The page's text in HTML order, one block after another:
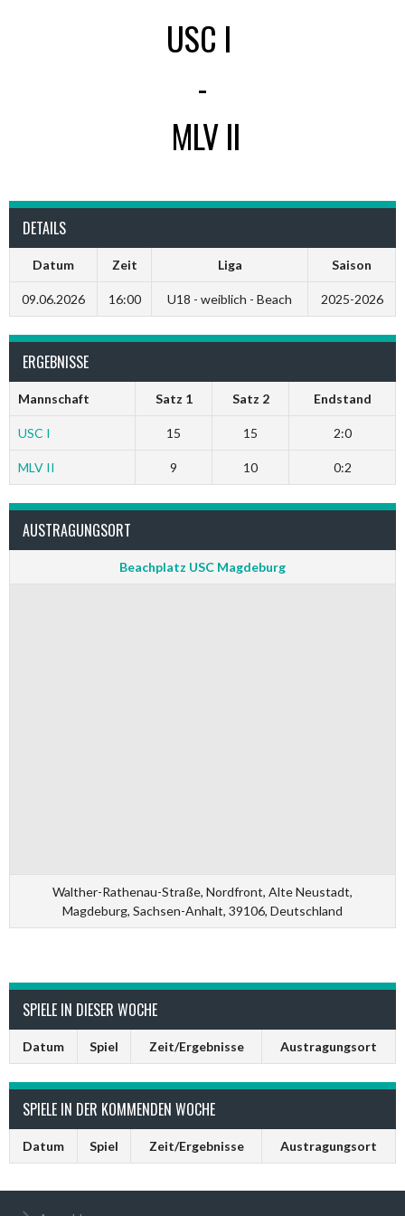
USC I
-
MLV II
DETAILS
Datum Zeit Liga Saison
09.06.2026 16:00 U18 - weiblich - Beach 2025-2026
ERGEBNISSE
Mannschaft Satz 1 Satz 2 Endstand
USC I 15 15 2:0
MLV II 9 10 0:2
AUSTRAGUNGSORT
Beachplatz USC Magdeburg
Walther-Rathenau-Straße, Nordfront, Alte Neustadt,
Magdeburg, Sachsen-Anhalt, 39106, Deutschland
SPIELE IN DIESER WOCHE
Datum Spiel Zeit/Ergebnisse Austragungsort
SPIELE IN DER KOMMENDEN WOCHE
Datum Spiel Zeit/Ergebnisse Austragungsort